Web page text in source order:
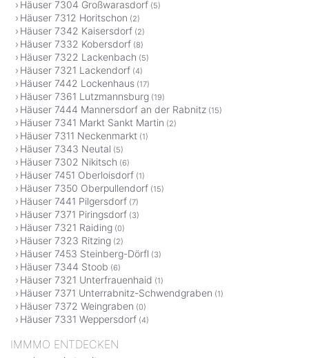
Häuser 7304 Großwarasdorf (5)
Häuser 7312 Horitschon (2)
Häuser 7342 Kaisersdorf (2)
Häuser 7332 Kobersdorf (8)
Häuser 7322 Lackenbach (5)
Häuser 7321 Lackendorf (4)
Häuser 7442 Lockenhaus (17)
Häuser 7361 Lutzmannsburg (19)
Häuser 7444 Mannersdorf an der Rabnitz (15)
Häuser 7341 Markt Sankt Martin (2)
Häuser 7311 Neckenmarkt (1)
Häuser 7343 Neutal (5)
Häuser 7302 Nikitsch (6)
Häuser 7451 Oberloisdorf (1)
Häuser 7350 Oberpullendorf (15)
Häuser 7441 Pilgersdorf (7)
Häuser 7371 Piringsdorf (3)
Häuser 7321 Raiding (0)
Häuser 7323 Ritzing (2)
Häuser 7453 Steinberg-Dörfl (3)
Häuser 7344 Stoob (6)
Häuser 7321 Unterfrauenhaid (1)
Häuser 7371 Unterrabnitz-Schwendgraben (1)
Häuser 7372 Weingraben (0)
Häuser 7331 Weppersdorf (4)
IMMMO ENTDECKEN